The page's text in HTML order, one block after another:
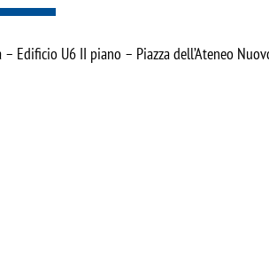
Edificio U6 II piano – Piazza dell’Ateneo